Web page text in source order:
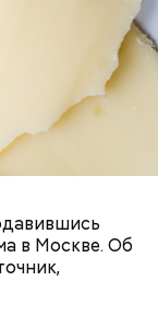
в Москве. Об